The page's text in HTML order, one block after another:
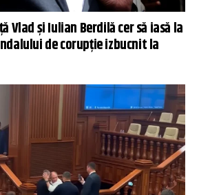
Vlad și Iulian Berdilă cer să iasă la
de corupție izbucnit la